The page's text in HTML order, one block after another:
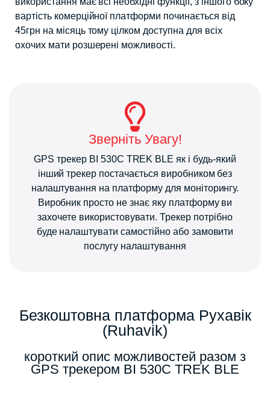
вартість комерційної платформи починається від
45грн на місяць тому цілком доступна для всіх
охочих мати розшерені можливості.
Зверніть Увагу!
GPS трекер BI 530C TREK BLE як і будь-який
інший трекер постачається виробником без
налаштування на платформу для моніторингу.
Виробник просто не знає яку платформу ви
захочете використовувати. Трекер потрібно
буде налаштувати самостійно або замовити
послугу налаштування
Безкоштовна платформа Рухавік
(Ruhavik)
короткий опис можливостей разом з
GPS трекером BI 530C TREK BLE